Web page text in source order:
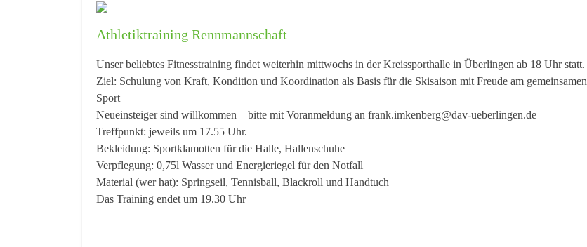
Athletiktraining Rennmannschaft
Unser beliebtes Fitnesstraining findet weiterhin mittwochs in der Kreissporthalle in Überlingen ab 18 Uhr statt.
Ziel: Schulung von Kraft, Kondition und Koordination als Basis für die Skisaison mit Freude am gemeinsamen
Sport
Neueinsteiger sind willkommen – bitte mit Voranmeldung an frank.imkenberg@dav-ueberlingen.de
Treffpunkt: jeweils um 17.55 Uhr.
Bekleidung: Sportklamotten für die Halle, Hallenschuhe
Verpflegung: 0,75l Wasser und Energieriegel für den Notfall
Material (wer hat): Springseil, Tennisball, Blackroll und Handtuch
Das Training endet um 19.30 Uhr